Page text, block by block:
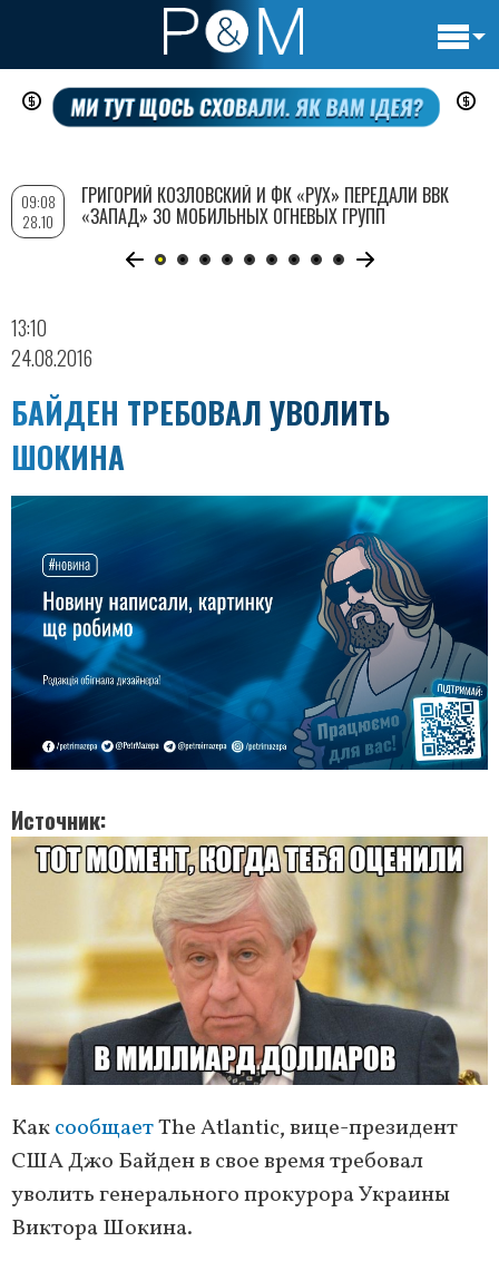
Перейти
содержанию
13:10
24.08.2016
БАЙДЕН ТРЕБОВАЛ УВОЛИТЬ
ШОКИНА
Источник
КаксообщаетThe Atlantic, вице-президент
США Джо Байден в свое время требовал
уволить генерального прокурора Украины
Виктора Шокина.
09:08
28.10
ГРИГОРИЙ КОЗЛОВСКИЙ И ФК «РУХ» ПЕРЕДАЛИ ВВК
«ЗАПАД» 30 МОБИЛЬНЫХ ОГНЕВЫХ ГРУПП